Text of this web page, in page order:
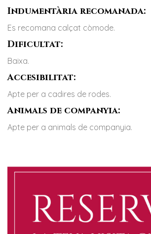
Indumentària recomanada:
Es recomana calçat còmode.
Dificultat:
Baixa.
Accesibilitat:
Apte per a cadires de rodes.
Animals de companyia:
Apte per a animals de companyia.